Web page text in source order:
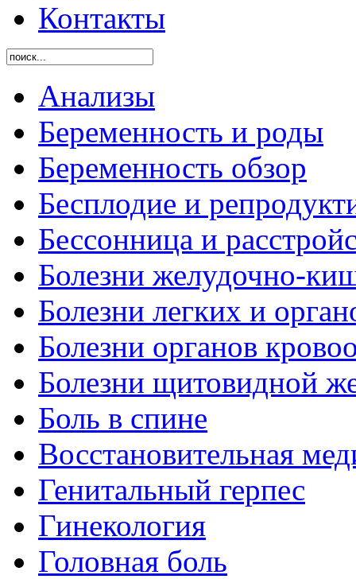
Контакты
Анализы
Беременность и роды
Беременность обзор
Бесплодие и
Бессонница и
Болезни желудочно-
Болезни легких и
Болезни органов
Болезни щитовидной
Боль в спине
Восстановительная
Генитальный герпес
Гинекология
Головная боль